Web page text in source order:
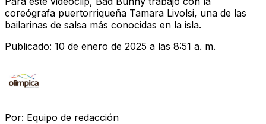
coreógrafa puertorriqueña Tamara Livolsi, una de las
bailarinas de salsa más conocidas en la isla.
Publicado: 10 de enero de 2025 a las 8:51 a. m.
Por: Equipo de redacción